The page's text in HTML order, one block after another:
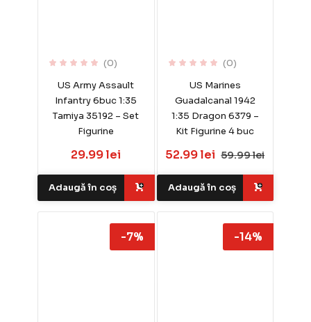
(0)
US Army Assault
Infantry 6buc 1:35
Tamiya 35192 – Set
Figurine
29.99 lei
Adaugă în coș
(0)
US Marines
Guadalcanal 1942
1:35 Dragon 6379 –
Kit Figurine 4 buc
52.99 lei 59.99 lei
Adaugă în coș
-7% -14%